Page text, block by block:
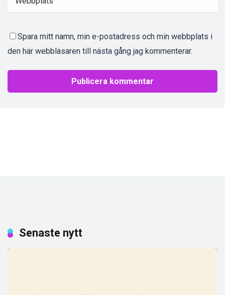
Spara mitt namn, min e-postadress och min webbplats i
den här webbläsaren till nästa gång jag kommenterar.
Senaste nytt